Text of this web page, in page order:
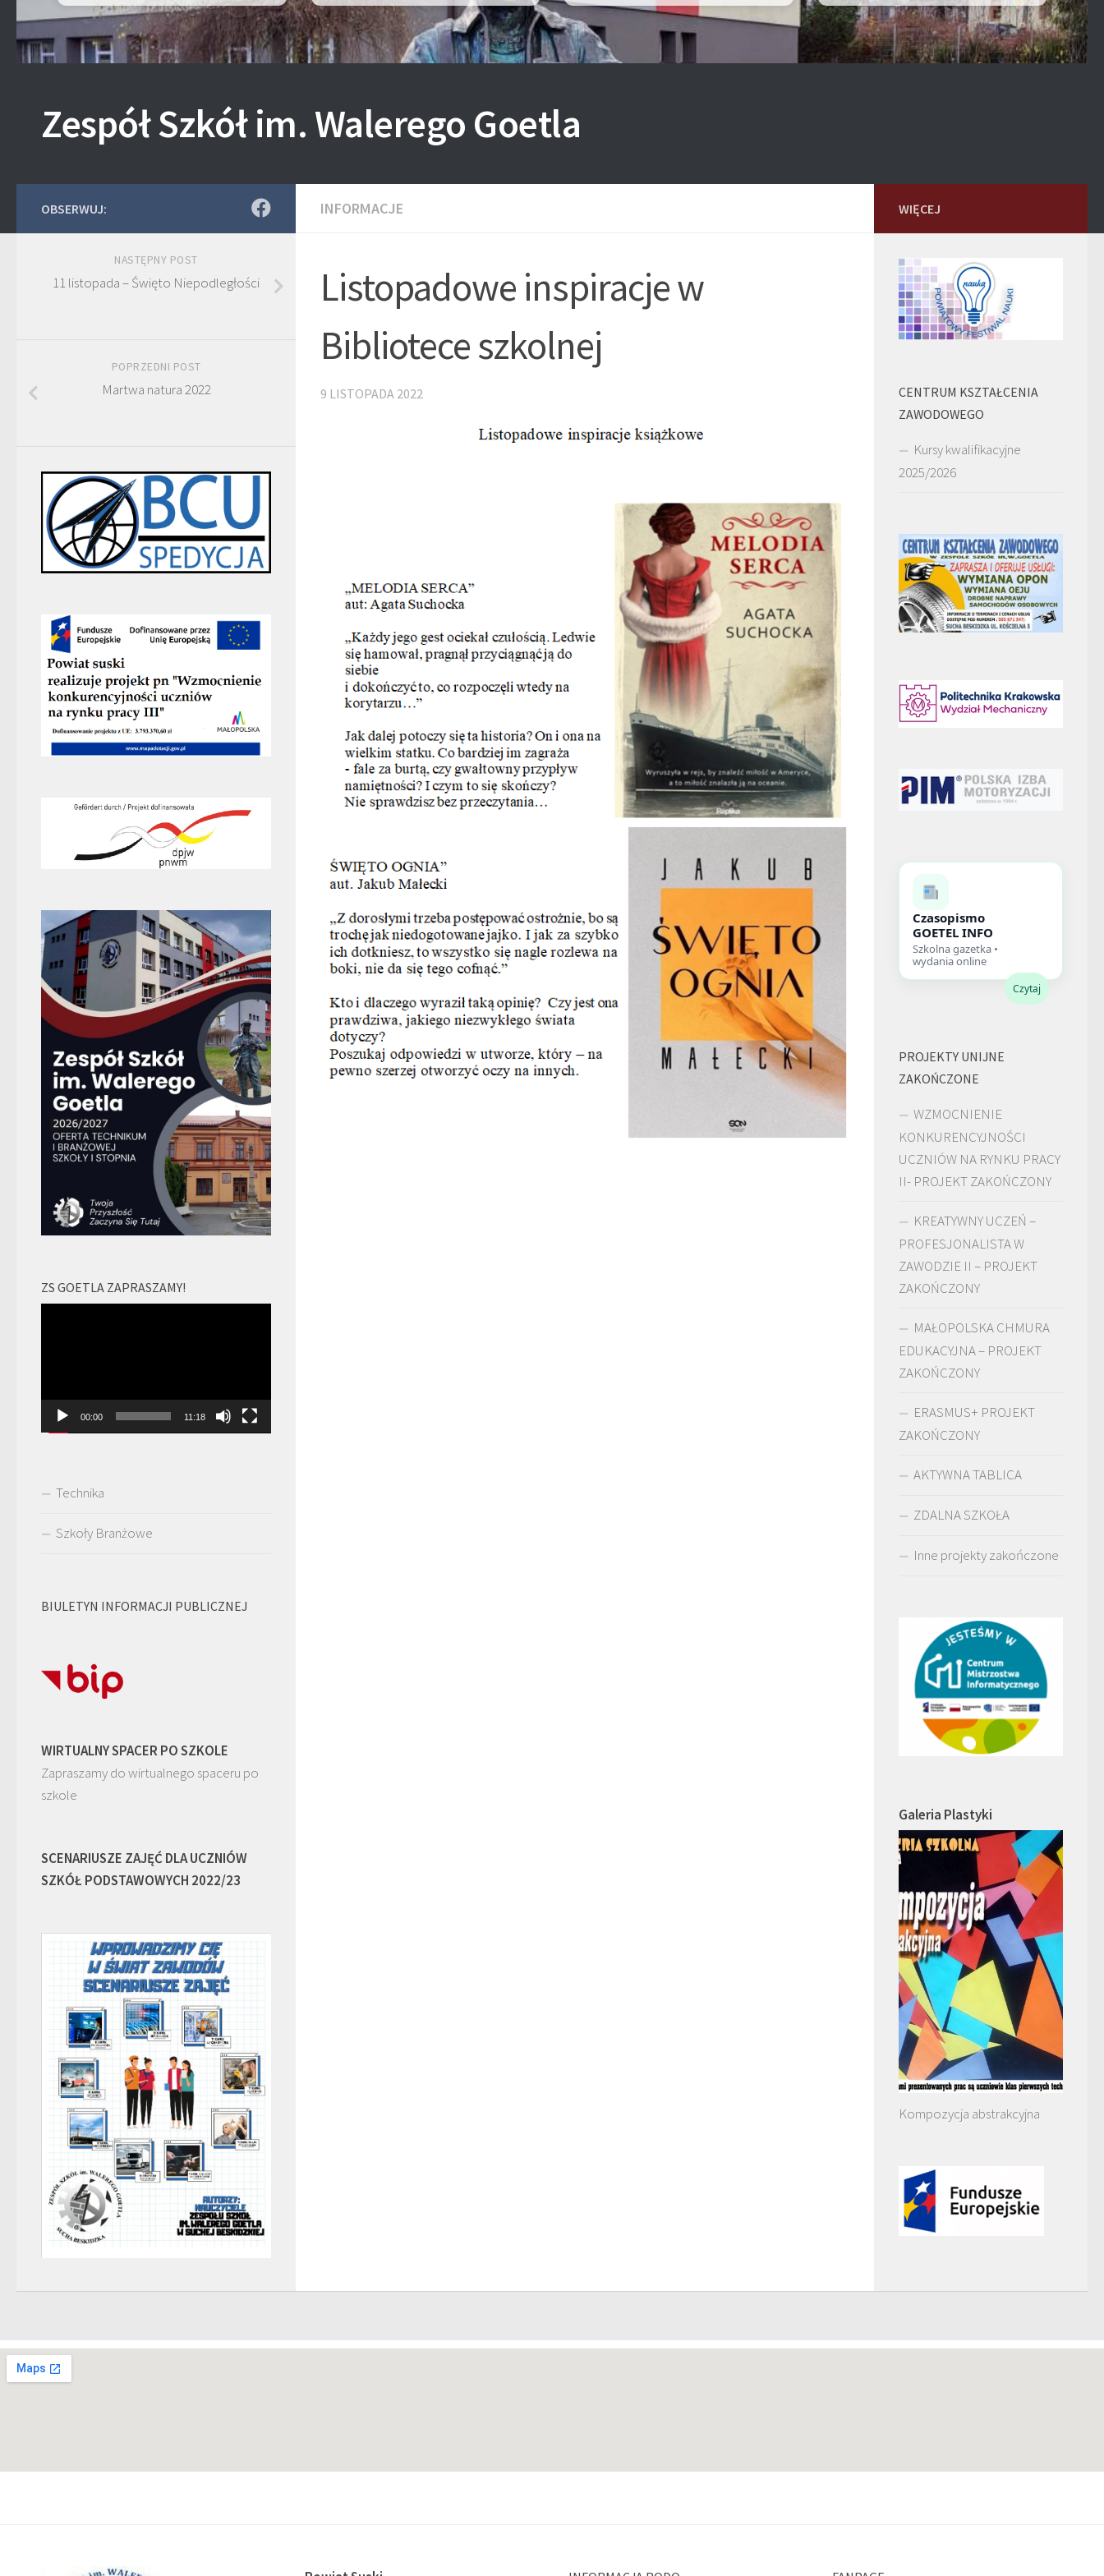
Zespół Szkół im. Walerego Goetla
INFORMACJE
Listopadowe inspiracje w
Bibliotece szkolnej
9 LISTOPADA 2022
OBSERWUJ:
NASTĘPNY POST
11 listopada – Święto Niepodległości
POPRZEDNI POST
Martwa natura 2022
ZS GOETLA ZAPRASZAMY!
00:00 11:18
Technika
Szkoły Branżowe
BIULETYN INFORMACJI PUBLICZNEJ
WIRTUALNY SPACER PO SZKOLE
Zapraszamy do wirtualnego spaceru po
szkole
SCENARIUSZE ZAJĘĆ DLA UCZNIÓW
SZKÓŁ PODSTAWOWYCH 2022/23
WIĘCEJ
CENTRUM KSZTAŁCENIA
ZAWODOWEGO
Kursy kwalifikacyjne
2025/2026
Czasopismo
GOETEL INFO
Szkolna gazetka •
wydania online
Czytaj
PROJEKTY UNIJNE
ZAKOŃCZONE
WZMOCNIENIE
KONKURENCYJNOŚCI
UCZNIÓW NA RYNKU PRACY
II- PROJEKT ZAKOŃCZONY
KREATYWNY UCZEŃ –
PROFESJONALISTA W
ZAWODZIE II – PROJEKT
ZAKOŃCZONY
MAŁOPOLSKA CHMURA
EDUKACYJNA – PROJEKT
ZAKOŃCZONY
ERASMUS+ PROJEKT
ZAKOŃCZONY
AKTYWNA TABLICA
ZDALNA SZKOŁA
Inne projekty zakończone
Galeria Plastyki
Kompozycja abstrakcyjna